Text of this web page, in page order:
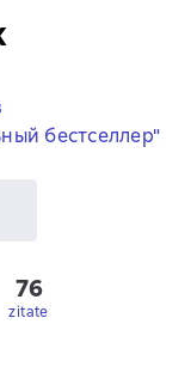
бестселлер"
76
zitate